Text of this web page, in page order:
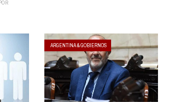
ARGENTINA & GOBIERNOS